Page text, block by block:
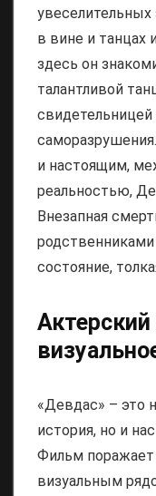
увеселительных
в вине и танцах
здесь он
талантливой
свидетельницей
и настоящим,
реальностью,
Внезапная
состояние,
Актерский
«Девдас» – это
история, но и
Фильм
визуальным